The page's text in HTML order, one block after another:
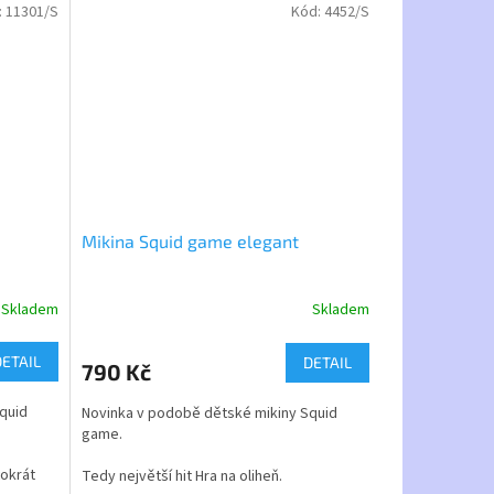
Skladem
11301/S
Mikina Squid game elegant
je
z
5
Skladem
790 Kč DETAIL
Novinka v podobě dětské mikiny Squid
game.
Tedy největší hit Hra na oliheň.
Kód: 4452/S